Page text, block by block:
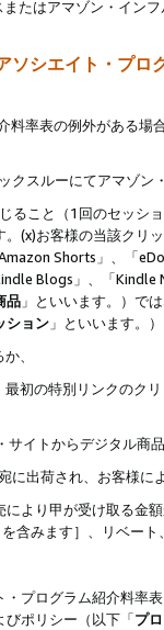
たはアマゾン・イン
ソシエイト・プロ
料率表の例外がある
クスルーにてアマゾン
ること（1回のセッシ
(x)お客様の当該ク
Shorts」、「
Blogs」、「
品 」といいます。）で
ション 」といいます。
、
初の特別リンクのク
イトからデジタル
に出荷され、お客様
により甲が受け取る金
含みます］、リベー
プログラム紹介料率
びポリシー（以下「プ